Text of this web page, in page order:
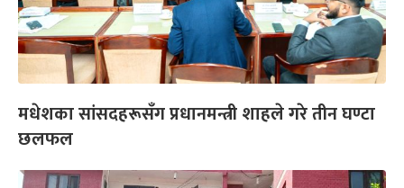
मधेशका सांसदहरूसँग प्रधानमन्त्री शाहले गरे तीन घण्टा
छलफल